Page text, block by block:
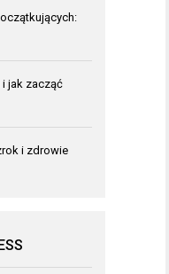
jak zacząć
i zdrowie